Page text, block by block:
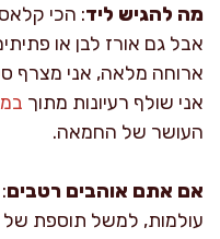
מה להגיש ליד: הכי
אבל גם אורז לבן או
ארוחה מלאה, אני מצרף
אני שולף רעיונות מתוך
העושר של החמאה.
אם אתם אוהבים רטבים
עולמות, למשל תוספת של